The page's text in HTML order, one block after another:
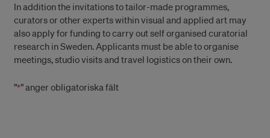
In addition the invitations to tailor-made programmes,
curators or other experts within visual and applied art may
also apply for funding to carry out self organised curatorial
research in Sweden. Applicants must be able to organise
meetings, studio visits and travel logistics on their own.
”*” anger obligatoriska fält